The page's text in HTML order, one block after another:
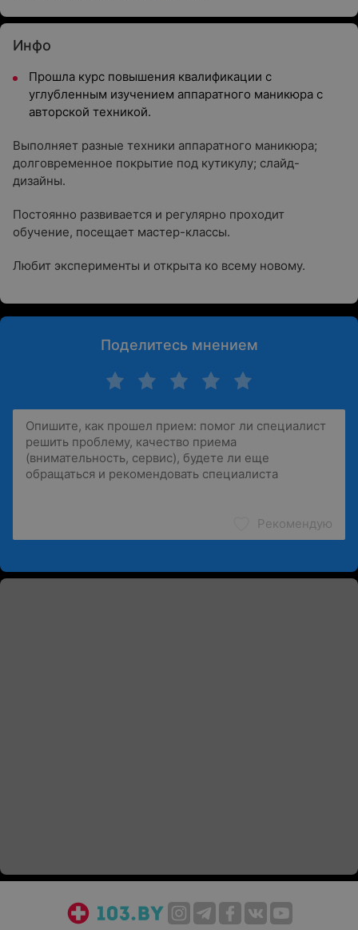
Инфо
Прошла курс повышения квалификации с
углубленным изучением аппаратного маникюра с
авторской техникой.
Выполняет разные техники аппаратного маникюра;
долговременное покрытие под кутикулу; слайд-
дизайны.
Постоянно развивается и регулярно проходит
обучение, посещает мастер-классы.
Любит эксперименты и открыта ко всему новому.
Поделитесь мнением
Рекомендую